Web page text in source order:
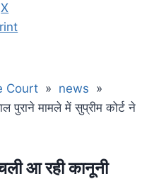
X
Court » news »
पुराने मामले में सुप्रीम कोर्ट ने
आ रही कानूनी